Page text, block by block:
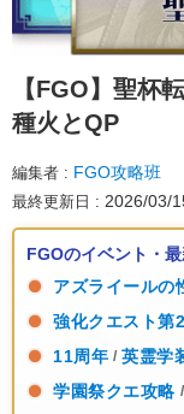
【FGO】 聖杯
種火とQP
編集者 FGO攻略班
最終更新日 2026/03/
FGOのイベント・
アズライールの
強化クエスト第
11周年 / 英霊学
学園祭クエ攻略 /